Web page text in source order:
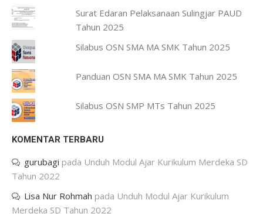
Surat Edaran Pelaksanaan Sulingjar PAUD
Tahun 2025
Silabus OSN SMA MA SMK Tahun 2025
Panduan OSN SMA MA SMK Tahun 2025
Silabus OSN SMP MTs Tahun 2025
KOMENTAR TERBARU
gurubagi pada Unduh Modul Ajar Kurikulum Merdeka SD
Tahun 2022
Lisa Nur Rohmah pada Unduh Modul Ajar Kurikulum
Merdeka SD Tahun 2022